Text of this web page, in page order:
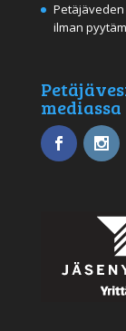
ilman
mediassa